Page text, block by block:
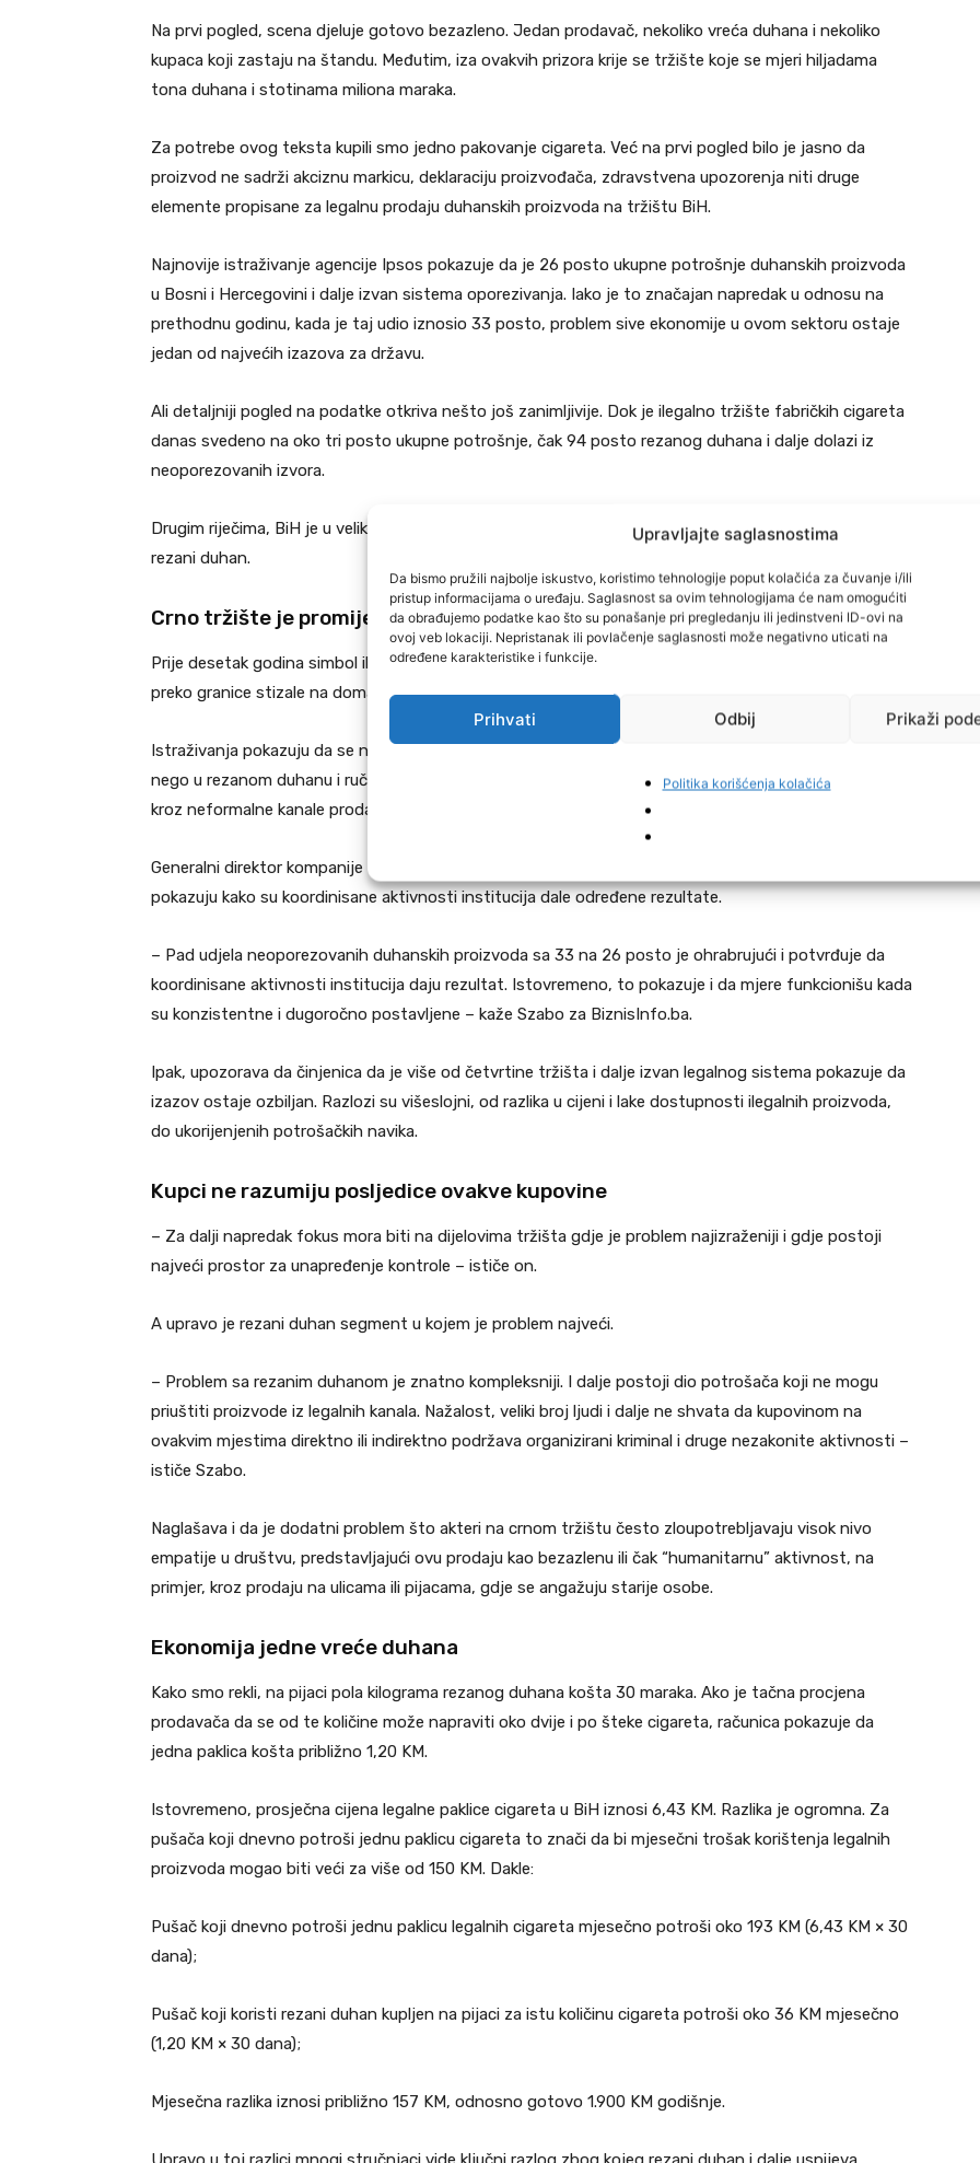
Upravljajte saglasnostima
Da bismo pružili najbolje iskustvo, koristimo tehnologije poput kolačića za čuvanje i/ili
pristup informacijama o uređaju. Saglasnost sa ovim tehnologijama će nam omogućiti
da obrađujemo podatke kao što su ponašanje pri pregledanju ili jedinstveni ID-ovi na
ovoj veb lokaciji. Nepristanak ili povlačenje saglasnosti može negativno uticati na
određene karakteristike i funkcije.
Prihvati Odbij Prikaži
Politika korišćenja kolačića
Na prvi pogled, scena djeluje gotovo bezazleno. Jedan prodavač, nekoliko vreća duhana i nekoliko
kupaca koji zastaju na štandu. Međutim, iza ovakvih prizora krije se tržište koje se mjeri hiljadama
tona duhana i stotinama miliona maraka.
Za potrebe ovog teksta kupili smo jedno pakovanje cigareta. Već na prvi pogled bilo je jasno da
proizvod ne sadrži akciznu markicu, deklaraciju proizvođača, zdravstvena upozorenja niti druge
elemente propisane za legalnu prodaju duhanskih proizvoda na tržištu BiH.
Najnovije istraživanje agencije Ipsos pokazuje da je 26 posto ukupne potrošnje duhanskih proizvoda
u Bosni i Hercegovini i dalje izvan sistema oporezivanja. Iako je to značajan napredak u odnosu na
prethodnu godinu, kada je taj udio iznosio 33 posto, problem sive ekonomije u ovom sektoru ostaje
jedan od najvećih izazova za državu.
Ali detaljniji pogled na podatke otkriva nešto još zanimljivije. Dok je ilegalno tržište fabričkih cigareta
danas svedeno na oko tri posto ukupne potrošnje, čak 94 posto rezanog duhana i dalje dolazi iz
neoporezovanih izvora.
Drugim riječima, BiH je u velikoj mjeri uspjela suzbiti šverc cigareta, ali je problem danas preseljen na
rezani duhan.
Crno tržište je promijenilo oblik
Prije desetak godina simbol ilegalne trgovine bile su fabričke cigarete bez akciznih markica koje su
preko granice stizale na domaće tržište. Danas je situacija drugačija.
Istraživanja pokazuju da se najveći dio sive ekonomije više ne nalazi u krijumčarenim cigaretama,
nego u rezanom duhanu i ručno pravljenim cigaretama koji se prodaju na pijacama, preko poznanika ili
kroz neformalne kanale prodaje.
Generalni direktor kompanije Philip Morris za Bosnu i Hercegovinu Lorand Szabo smatra da podaci
pokazuju kako su koordinisane aktivnosti institucija dale određene rezultate.
– Pad udjela neoporezovanih duhanskih proizvoda sa 33 na 26 posto je ohrabrujući i potvrđuje da
koordinisane aktivnosti institucija daju rezultat. Istovremeno, to pokazuje i da mjere funkcionišu kada
su konzistentne i dugoročno postavljene – kaže Szabo za BiznisInfo.ba.
Ipak, upozorava da činjenica da je više od četvrtine tržišta i dalje izvan legalnog sistema pokazuje da
izazov ostaje ozbiljan. Razlozi su višeslojni, od razlika u cijeni i lake dostupnosti ilegalnih proizvoda,
do ukorijenjenih potrošačkih navika.
Kupci ne razumiju posljedice ovakve kupovine
– Za dalji napredak fokus mora biti na dijelovima tržišta gdje je problem najizraženiji i gdje postoji
najveći prostor za unapređenje kontrole – ističe on.
A upravo je rezani duhan segment u kojem je problem najveći.
– Problem sa rezanim duhanom je znatno kompleksniji. I dalje postoji dio potrošača koji ne mogu
priuštiti proizvode iz legalnih kanala. Nažalost, veliki broj ljudi i dalje ne shvata da kupovinom na
ovakvim mjestima direktno ili indirektno podržava organizirani kriminal i druge nezakonite aktivnosti –
ističe Szabo.
Naglašava i da je dodatni problem što akteri na crnom tržištu često zloupotrebljavaju visok nivo
empatije u društvu, predstavljajući ovu prodaju kao bezazlenu ili čak “humanitarnu” aktivnost, na
primjer, kroz prodaju na ulicama ili pijacama, gdje se angažuju starije osobe.
Ekonomija jedne vreće duhana
Kako smo rekli, na pijaci pola kilograma rezanog duhana košta 30 maraka. Ako je tačna procjena
prodavača da se od te količine može napraviti oko dvije i po šteke cigareta, računica pokazuje da
jedna paklica košta približno 1,20 KM.
Istovremeno, prosječna cijena legalne paklice cigareta u BiH iznosi 6,43 KM. Razlika je ogromna. Za
pušača koji dnevno potroši jednu paklicu cigareta to znači da bi mjesečni trošak korištenja legalnih
proizvoda mogao biti veći za više od 150 KM. Dakle:
Pušač koji dnevno potroši jednu paklicu legalnih cigareta mjesečno potroši oko 193 KM (6,43 KM × 30
dana);
Pušač koji koristi rezani duhan kupljen na pijaci za istu količinu cigareta potroši oko 36 KM mjesečno
(1,20 KM × 30 dana);
Mjesečna razlika iznosi približno 157 KM, odnosno gotovo 1.900 KM godišnje.